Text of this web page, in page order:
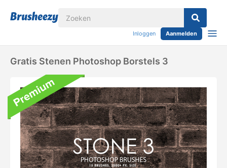
Inloggen Aanmelden
Gratis Stenen Photoshop Borstels 3